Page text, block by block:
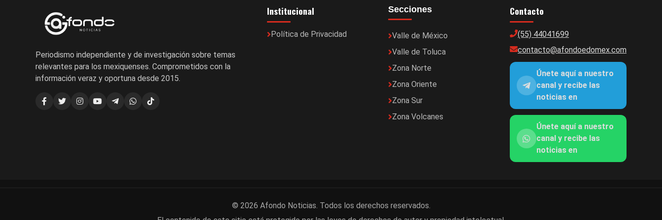
Periodismo independiente y de investigación sobre temas
relevantes para los mexiquenses. Comprometidos con la
información veraz y oportuna desde 2015.
Institucional
Política de Privacidad
Secciones
Valle de México
Valle de Toluca
Zona Norte
Zona Oriente
Zona Sur
Zona Volcanes
Contacto
(55) 44041699
contacto@afondoedomex.com
Únete aquí a nuestro
canal y recibe las
noticias en
Únete aquí a nuestro
canal y recibe las
noticias en
© 2026 Afondo Noticias. Todos los derechos reservados.